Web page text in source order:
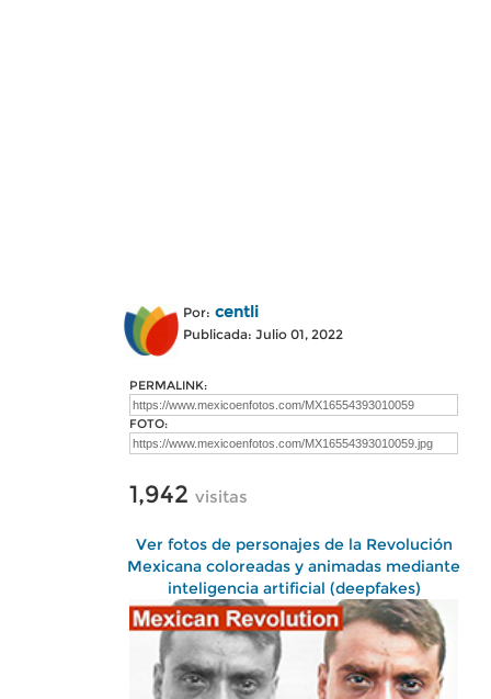
Por: centli
Publicada: Julio 01, 2022
PERMALINK:
FOTO:
1,942 visitas
Ver fotos de personajes de la Revolución
Mexicana coloreadas y animadas mediante
inteligencia artificial (deepfakes)